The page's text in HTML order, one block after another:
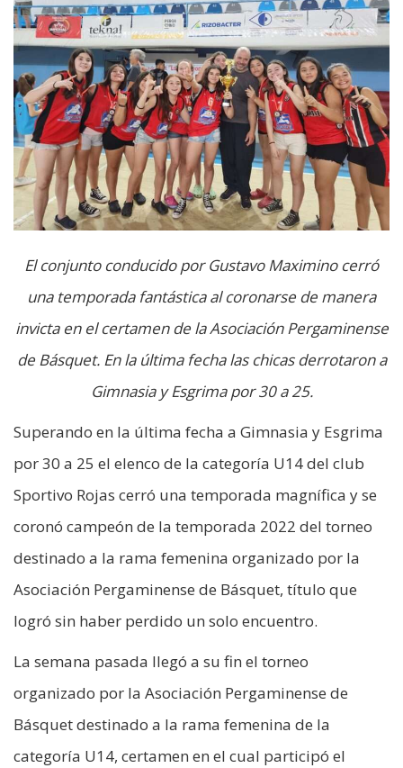
El conjunto conducido por Gustavo Maximino cerró
una temporada fantástica al coronarse de manera
invicta en el certamen de la Asociación Pergaminense
de Básquet. En la última fecha las chicas derrotaron a
Gimnasia y Esgrima por 30 a 25.
Superando en la última fecha a Gimnasia y Esgrima
por 30 a 25 el elenco de la categoría U14 del club
Sportivo Rojas cerró una temporada magnífica y se
coronó campeón de la temporada 2022 del torneo
destinado a la rama femenina organizado por la
Asociación Pergaminense de Básquet, título que
logró sin haber perdido un solo encuentro.
La semana pasada llegó a su fin el torneo
organizado por la Asociación Pergaminense de
Básquet destinado a la rama femenina de la
categoría U14, certamen en el cual participó el